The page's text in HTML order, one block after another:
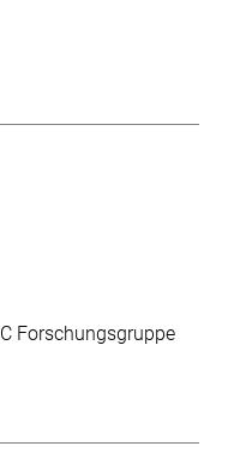
Forschungsgruppe